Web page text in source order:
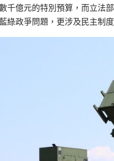
千億元的特別預算，而立法
綠政爭問題，更涉及民主制